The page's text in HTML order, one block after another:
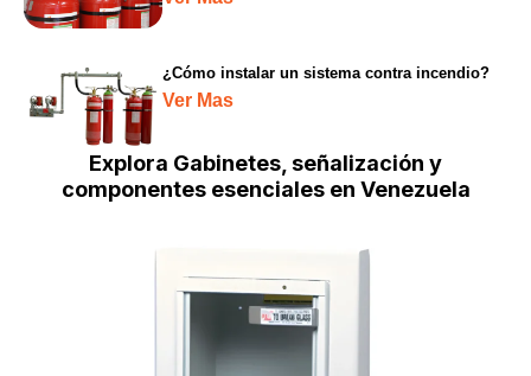
¿Cómo instalar un sistema contra incendio?
Ver Mas
Explora Gabinetes, señalización y
componentes esenciales en Venezuela